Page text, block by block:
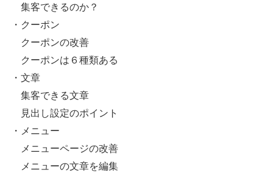
集客できるのか？
・クーポン
クーポンの改善
クーポンは６種類ある
・文章
集客できる文章
見出し設定のポイント
・メニュー
メニューページの改善
メニューの文章を編集